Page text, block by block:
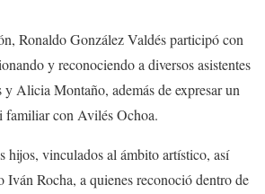
Ronaldo González Valdés participó con
y reconociendo a diversos asistentes
Alicia Montaño, además de expresar un
familiar conAvilés Ochoa.
hijos, vinculados al ámbito artístico, así
Iván Rocha, a quienes reconoció dentro de